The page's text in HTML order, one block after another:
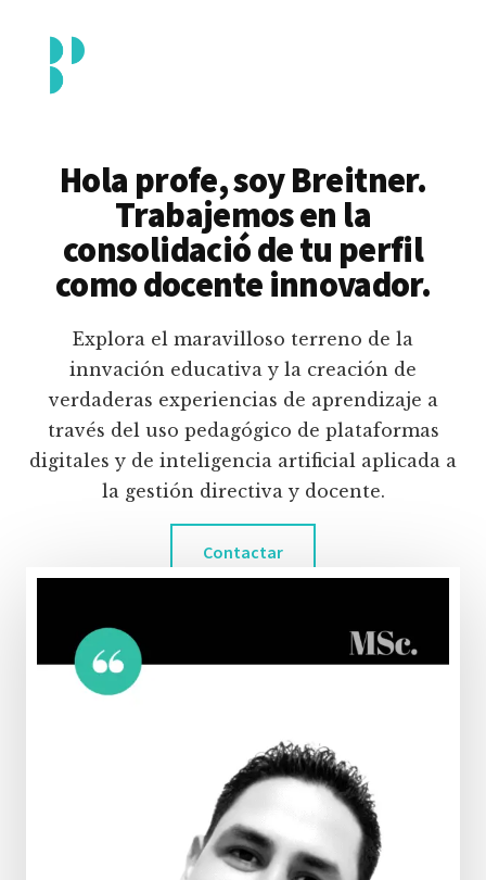
contenido
principal
menu
Piedrahita
docente
pedagógico
educativas
digitales
inteligencia
artificial.
Hola profe, soy Breitner.
Trabajemos en la
consolidació de tu perfil
como docente innovador.
Explora el maravilloso terreno de la
innvación educativa y la creación de
verdaderas experiencias de aprendizaje a
través del uso pedagógico de plataformas
digitales y de inteligencia artificial aplicada a
la gestión directiva y docente.
Contactar